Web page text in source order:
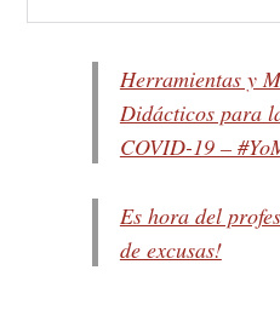
Herramientas y
Didácticos para
COVID-19 –
Es hora del
de excusas!